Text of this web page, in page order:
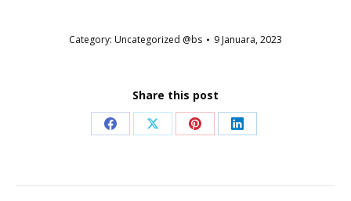
Category: Uncategorized @bs 9 Januara, 2023
Share this post
Share
Facebook
Share
X
Share
Pinterest
Share
LinkedIn